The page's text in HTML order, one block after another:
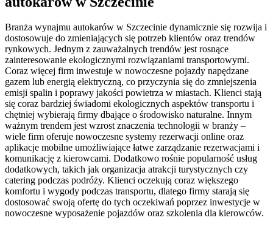
Branża wynajmu autokarów w Szczecinie dynamicznie się rozwija i
dostosowuje do zmieniających się potrzeb klientów oraz trendów
rynkowych. Jednym z zauważalnych trendów jest rosnące
zainteresowanie ekologicznymi rozwiązaniami transportowymi.
Coraz więcej firm inwestuje w nowoczesne pojazdy napędzane
gazem lub energią elektryczną, co przyczynia się do zmniejszenia
emisji spalin i poprawy jakości powietrza w miastach. Klienci stają
się coraz bardziej świadomi ekologicznych aspektów transportu i
chętniej wybierają firmy dbające o środowisko naturalne. Innym
ważnym trendem jest wzrost znaczenia technologii w branży –
wiele firm oferuje nowoczesne systemy rezerwacji online oraz
aplikacje mobilne umożliwiające łatwe zarządzanie rezerwacjami i
komunikację z kierowcami. Dodatkowo rośnie popularność usług
dodatkowych, takich jak organizacja atrakcji turystycznych czy
catering podczas podróży. Klienci oczekują coraz większego
komfortu i wygody podczas transportu, dlatego firmy starają się
dostosować swoją ofertę do tych oczekiwań poprzez inwestycje w
nowoczesne wyposażenie pojazdów oraz szkolenia dla kierowców.